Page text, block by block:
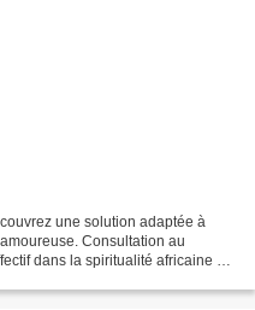
une solution adaptée à
Consultation au
dans la spiritualité africaine Le